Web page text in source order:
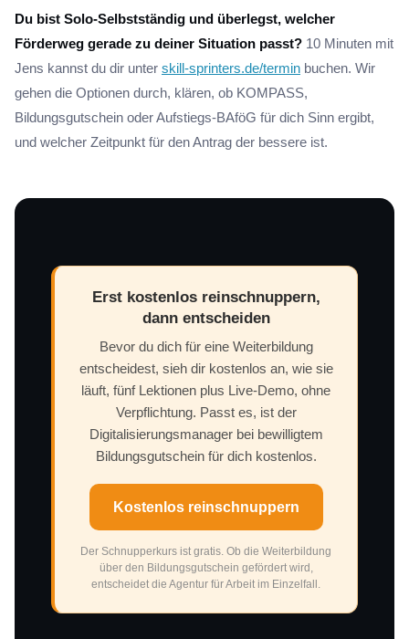
Du bist Solo-Selbstständig und überlegst, welcher
Förderweg gerade zu deiner Situation passt? 10 Minuten mit
Jens kannst du dir unter skill-sprinters.de/termin buchen. Wir
gehen die Optionen durch, klären, ob KOMPASS,
Bildungsgutschein oder Aufstiegs-BAföG für dich Sinn ergibt,
und welcher Zeitpunkt für den Antrag der bessere ist.
Erst kostenlos reinschnuppern,
dann entscheiden
Bevor du dich für eine Weiterbildung
entscheidest, sieh dir kostenlos an, wie sie
läuft, fünf Lektionen plus Live-Demo, ohne
Verpflichtung. Passt es, ist der
Digitalisierungsmanager bei bewilligtem
Bildungsgutschein für dich kostenlos.
Kostenlos reinschnuppern
Der Schnupperkurs ist gratis. Ob die Weiterbildung
über den Bildungsgutschein gefördert wird,
entscheidet die Agentur für Arbeit im Einzelfall.